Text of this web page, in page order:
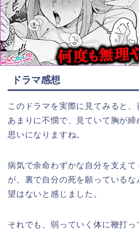
ドラマ感想
このドラマを実際に見てみると
あまりに不憫で、見ていて胸が
思いになりますね。
病気で余命わずかな自分を支え
が、裏で自分の死を願っているな
望はないと感じました。
それでも、弱っていく体に鞭打